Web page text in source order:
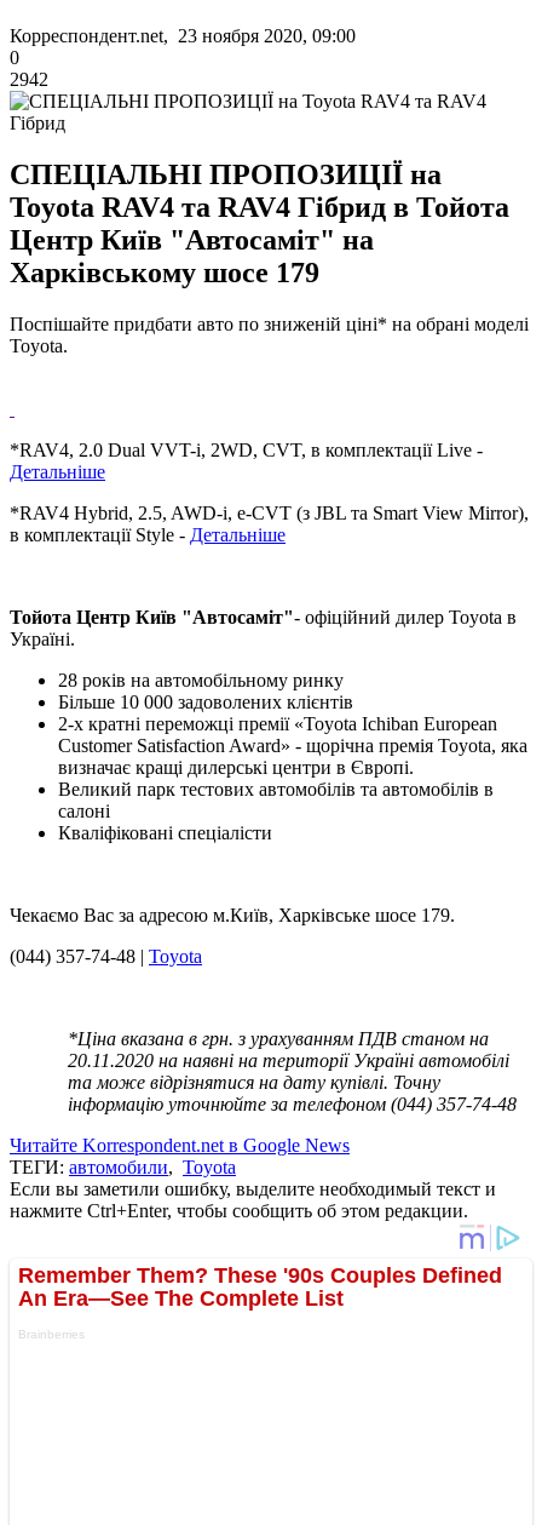
Корреспондент.net, 23 ноября 2020, 09:00
0
2942
СПЕЦІАЛЬНІ ПРОПОЗИЦІЇ на
Toyota RAV4 та RAV4 Гібрид в Тойота
Центр Київ "Автосаміт" на
Харківському шосе 179
Поспішайте придбати авто по зниженій ціні* на обрані моделі
Toyota.
*RAV4, 2.0 Dual VVT-i, 2WD, CVT, в комплектації Live -
Детальніше
*RAV4 Hybrid, 2.5, AWD-i, e-CVT (з JBL та Smart View Mirror),
в комплектації Style - Детальніше
Тойота Центр Київ "Автосаміт"- офіційний дилер Toyota в
Україні.
28 років на автомобільному ринку
Більше 10 000 задоволених клієнтів
2-х кратні переможці премії «Toyota Ichiban European
Customer Satisfaction Award» - щорічна премія Toyota, яка
визначає кращі дилерські центри в Європі.
Великий парк тестових автомобілів та автомобілів в
салоні
Кваліфіковані спеціалісти
Чекаємо Вас за адресою м.Київ, Харківське шосе 179.
(044) 357-74-48 | Toyota
*Ціна вказана в грн. з урахуванням ПДВ станом на
20.11.2020 на наявні на території Україні автомобілі
та може відрізнятися на дату купівлі. Точну
інформацію уточнюйте за телефоном (044) 357-74-48
Читайте Korrespondent.net в Google News
ТЕГИ: автомобили, Toyota
Если вы заметили ошибку, выделите необходимый текст и
нажмите Ctrl+Enter, чтобы сообщить об этом редакции.